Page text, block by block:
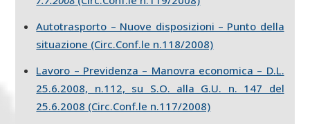
Autotrasporto – Nuove disposizioni – Punto della
situazione (Circ.Conf.le n.118/2008)
Lavoro – Previdenza – Manovra economica – D.L.
25.6.2008, n.112, su S.O. alla G.U. n. 147 del
25.6.2008 (Circ.Conf.le n.117/2008)